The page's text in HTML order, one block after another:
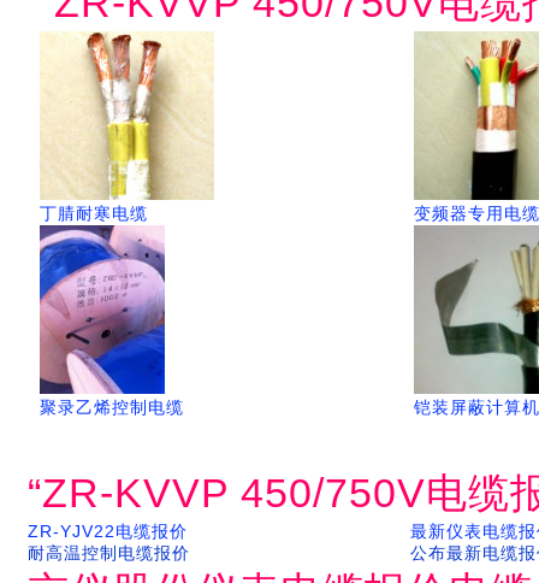
丁腈耐寒电缆 变频器专用电缆
聚录乙烯控制电缆 铠装屏蔽计算
“ZR-KVVP 450/750V电缆
ZR-YJV22电缆报价
最新仪表电缆
耐高温控制电缆报价
公布最新电缆